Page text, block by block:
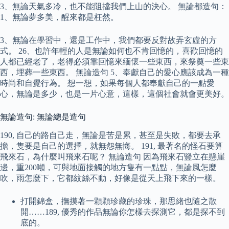
3、無論天氣多冷，也不能阻擋我們上山的決心。 無論都造句：
1、無論夢多美，醒來都是枉然。
3、無論在學習中，還是工作中，我們都要反對故弄玄虛的方
式。 26、也許年輕的人是無論如何也不肯回憶的，喜歡回憶的
人都已經老了，老得必須靠回憶來緬懷一些東西，來祭奠一些東
西，埋葬一些東西。 無論造句 5、奉獻自己的愛心應該成為一種
時尚和自覺行為。 想一想，如果每個人都奉獻自己的一點愛
心，無論是多少，也是一片心意，這樣，這個社會就會更美好。
無論造句: 無論總是造句
190, 自己的路自己走，無論是苦是累，甚至是失敗，都要去承
擔，隻要是自己的選擇，就無怨無悔。 191, 最著名的怪石要算
飛來石，為什麼叫飛來石呢？ 無論造句 因為飛來石豎立在懸崖
邊，重200噸，可與地面接觸的地方隻有一點點，無論風怎麼
吹，雨怎麼下，它都紋絲不動，好像是從天上飛下來的一樣。
打開錦盒，撫摸著一顆顆珍藏的珍珠，那思緒也隨之散
開……189, 優秀的作品無論你怎樣去探測它，都是探不到
底的。